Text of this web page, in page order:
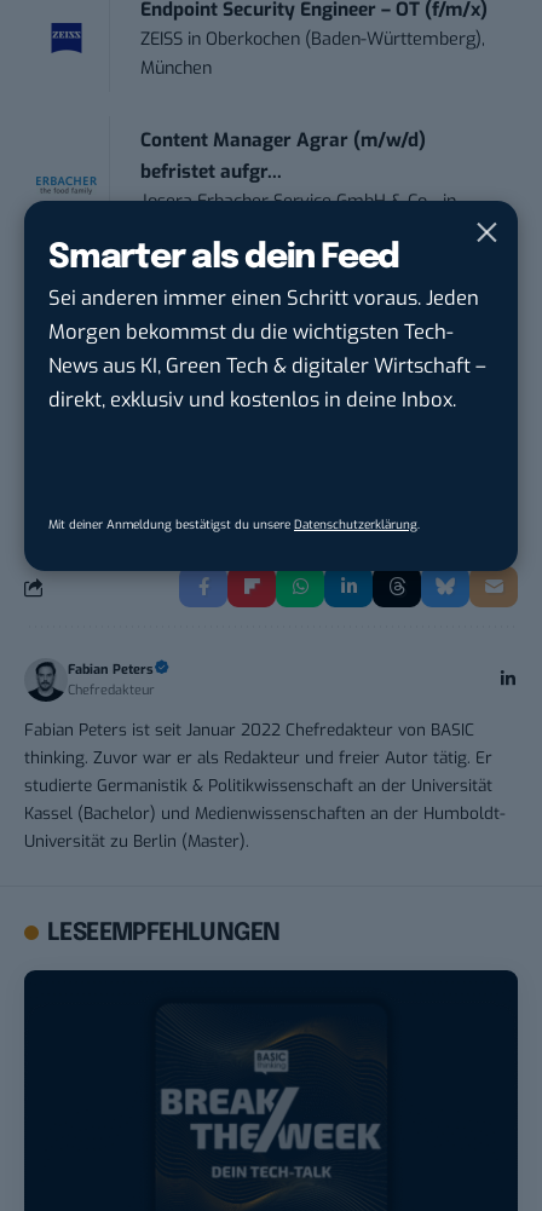
Smarter als dein Feed
Sei anderen immer einen Schritt voraus. Jeden
Morgen bekommst du die wichtigsten Tech-
News aus KI, Green Tech & digitaler Wirtschaft –
direkt, exklusiv und kostenlos in deine Inbox.
Mit deiner Anmeldung bestätigst du unsere Datenschutzerklärung.
Endpoint Security Engineer – OT (f/m/x)
ZEISS in Oberkochen (Baden-Württemberg),
München
Content Manager Agrar (m/w/d)
befristet aufgr...
Josera Erbacher Service GmbH & Co...in
Social Media Manager (m/w/d)
BANNERKÖNIG GmbHinGelsenkirchen
Fabian Peters
Chefredakteur
Fabian Peters ist seit Januar 2022 Chefredakteur von BASIC
thinking. Zuvor war er als Redakteur und freier Autor tätig. Er
studierte Germanistik & Politikwissenschaft an der Universität
Kassel (Bachelor) und Medienwissenschaften an der Humboldt-
Universität zu Berlin (Master).
LESEEMPFEHLUNGEN